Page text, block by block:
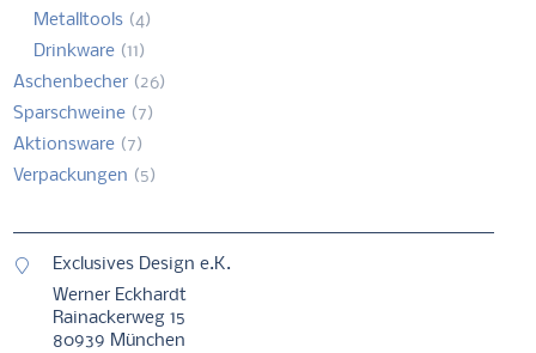
Metalltools (4)
Drinkware (11)
Aschenbecher (26)
Sparschweine (7)
Aktionsware (7)
Verpackungen (5)
Exclusives Design e.K.
Werner Eckhardt
Rainackerweg 15
80939 München